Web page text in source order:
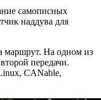
самописных
наддува для
маршрут. На одном из
передачи.
CANable,